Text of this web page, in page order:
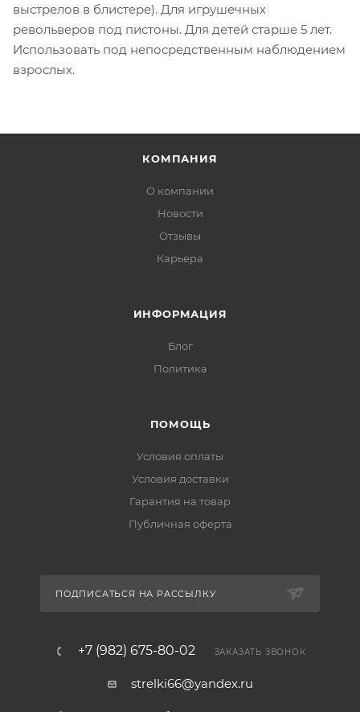
выстрелов в блистере). Для игрушечных
револьверов под пистоны. Для детей старше 5 лет.
Использовать под непосредственным наблюдением
взрослых.
КОМПАНИЯ
О компании
Новости
Отзывы
Карьера
ИНФОРМАЦИЯ
Блог
Политика
ПОМОЩЬ
Условия оплаты
Условия доставки
Гарантия на товар
Публичная оферта
ПОДПИСАТЬСЯ НА РАССЫЛКУ
+7 (982) 675-80-02 ЗАКАЗАТЬ ЗВОНОК
strelki66@yandex.ru